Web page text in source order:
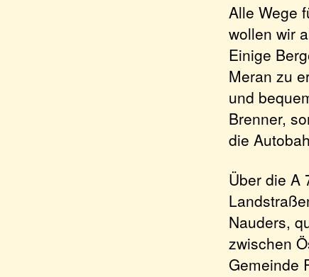
Alle Wege
wollen wir
Einige
Meran zu
und
Brenner,
die
Über die A
Nauders,
zwischen
Gemeinde